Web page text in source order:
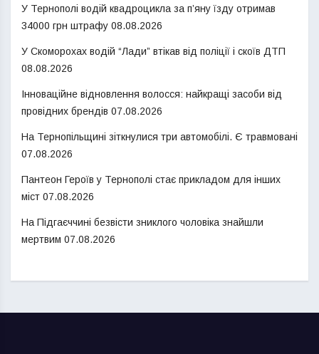
У Тернополі водій квадроцикла за п’яну їзду отримав
34000 грн штрафу 08.08.2026
У Скоморохах водій “Лади” втікав від поліції і скоїв ДТП
08.08.2026
Інноваційне відновлення волосся: найкращі засоби від
провідних брендів 07.08.2026
На Тернопільщині зіткнулися три автомобілі. Є травмовані
07.08.2026
Пантеон Героїв у Тернополі стає прикладом для інших
міст 07.08.2026
На Підгаєччині безвісти зниклого чоловіка знайшли
мертвим 07.08.2026